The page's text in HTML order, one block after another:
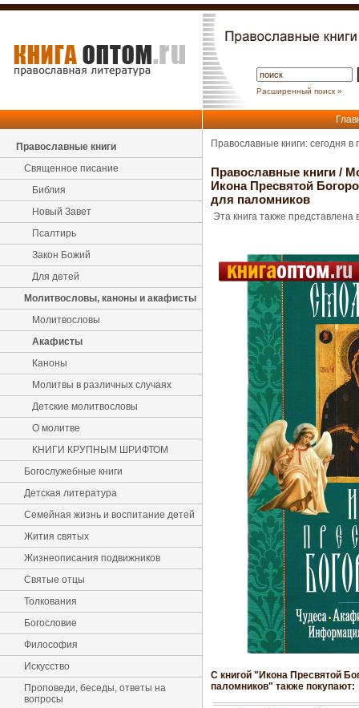
Расширенный поиск »
Православные книги
Священное писание
Библия
Новый Завет
Псалтирь
Закон Божий
Для детей
Молитвословы, каноны и акафисты
Молитвословы
Акафисты
Каноны
Молитвы в различных случаях
Детские молитвословы
О молитве
КНИГИ КРУПНЫМ ШРИФТОМ
Богослужебные книги
Детская литература
Семейная жизнь и воспитание детей
Жития святых
Жизнеописания подвижников
Святые отцы
Толкования
Богословие
Философия
Искусство
Проповеди, беседы, ответы на
вопросы
Православные книги: сегодня
Православные книги /
Икона Пресвятой
для паломников
Эта книга также представлена
С книгой "Икона Пресвятой
паломников" также покупают: